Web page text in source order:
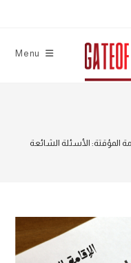
Menu
المؤقتة: الأسئلة الشائعة